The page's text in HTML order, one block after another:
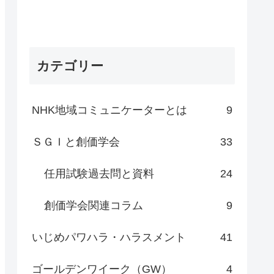
カテゴリー
NHK地域コミュニケーターとは 9
ＳＧＩと創価学会 33
任用試験過去問と資料 24
創価学会関連コラム 9
いじめパワハラ・ハラスメント 41
ゴールデンワイーク（GW） 4